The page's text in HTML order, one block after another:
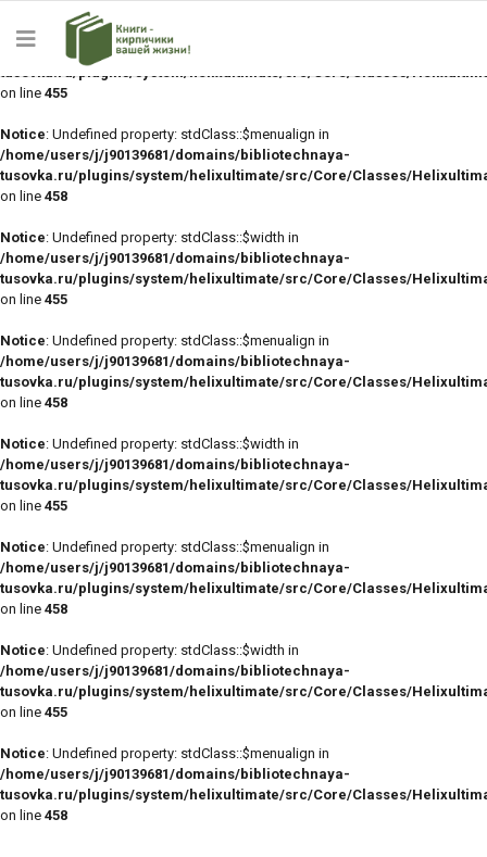
Notice
: Undefined property: stdClass::$width in
/home/users/j/j90139681/domains/bibliotechnaya-
tusovka.ru/plugins/system/helixultimate/src/Core/Classes/
on line 455
Notice: Undefined property: stdClass::$menualign in
/home/users/j/j90139681/domains/bibliotechnaya-
tusovka.ru/plugins/system/helixultimate/src/Core/Classes/
on line 458
Notice: Undefined property: stdClass::$width in
/home/users/j/j90139681/domains/bibliotechnaya-
tusovka.ru/plugins/system/helixultimate/src/Core/Classes/
on line 455
Notice: Undefined property: stdClass::$menualign in
/home/users/j/j90139681/domains/bibliotechnaya-
tusovka.ru/plugins/system/helixultimate/src/Core/Classes/
on line 458
Notice: Undefined property: stdClass::$width in
/home/users/j/j90139681/domains/bibliotechnaya-
tusovka.ru/plugins/system/helixultimate/src/Core/Classes/
on line 455
Notice: Undefined property: stdClass::$menualign in
/home/users/j/j90139681/domains/bibliotechnaya-
tusovka.ru/plugins/system/helixultimate/src/Core/Classes/
on line 458
Notice: Undefined property: stdClass::$width in
/home/users/j/j90139681/domains/bibliotechnaya-
tusovka.ru/plugins/system/helixultimate/src/Core/Classes/
on line 455
Notice: Undefined property: stdClass::$menualign in
/home/users/j/j90139681/domains/bibliotechnaya-
tusovka.ru/plugins/system/helixultimate/src/Core/Classes/
on line 458